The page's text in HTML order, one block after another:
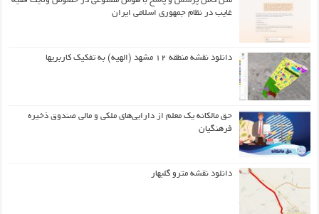
غایب در نظام جمهوری اسلامی ایران
دانلود نقشه منطقه ۱۲ مشهد (الهیه) به تفکیک کاربریها
حق مالکانه یک معلم از دارایی‌های ملکی و مالی صندوق ذخیره
فرهنگیان
دانلود نقشه مترو گلبهار